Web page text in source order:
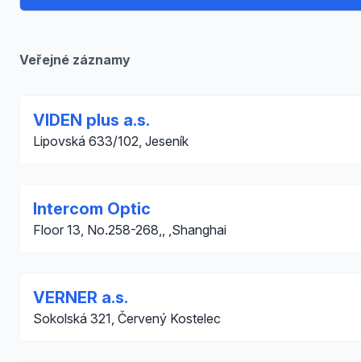
Veřejné záznamy
VIDEN plus a.s.
Lipovská 633/102, Jeseník
Intercom Optic
Floor 13, No.258-268,, ,Shanghai
VERNER a.s.
Sokolská 321, Červený Kostelec